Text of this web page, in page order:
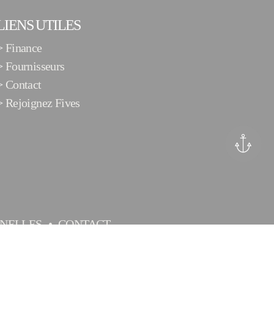
UTILES
Finance
Fournisseurs
Contact
Rejoignez Fives
CONTACT